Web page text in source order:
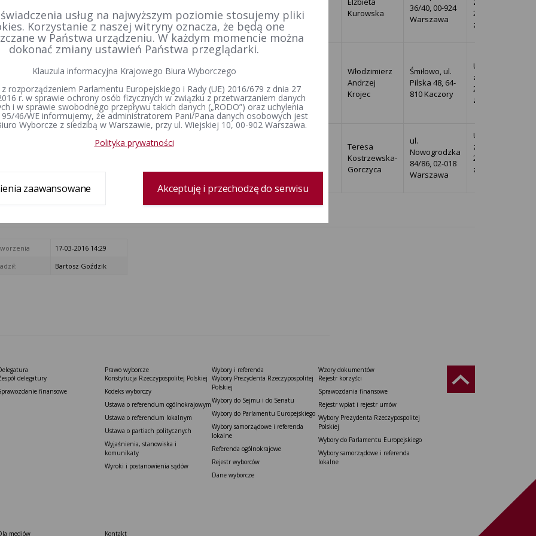
Stronnictwo
Ludowe
Ludowe
(partia
polityczna)
Miętus
Kurowska
36/40, 00-924
Warszawa
20 o przyjęciu
zawiadomienia
Komitet
Wyborczy
Wyborców
Henryka
Tadeusza
Stokłosy
KWW Henryka
Stokłosy
Grupa
wyborców
Kalinowski
Włodzimierz
Andrzej
Krojec
Śmiłowo, ul.
Pilska 48, 64-
810 Kaczory
Uchwała PKW
z dnia 2010-12-
20 o przyjęciu
zawiadomienia
KW Prawo i
Prawo i
polityczna)
Teresa
Kostrzewska-
Gorczyca
ul.
Nowogrodzka
84/86, 02-018
Warszawa
Uchwała PKW
z dnia 2010-12-
20 o przyjęciu
zawiadomienia
17-03-2016 14:29
Bartosz Goździk
delegatury
finansowe
Prawo wyborcze
Konstytucja Rzeczypospolitej Polskiej​
Kodeks wyborczy
Ustawa o referendum ogólnokrajowym
Ustawa o referendum lokalnym
Ustawa o partiach politycznych
Wyjaśnienia, stanowiska i
komunikaty
Wyroki i postanowienia sądów
Wybory i referenda
Wybory Prezydenta Rzeczypospolitej
Polskiej
Wybory do Sejmu i do Senatu
Wybory do Parlamentu Europejskiego
Wybory samorządowe i referenda
lokalne
Referenda ogólnokrajowe
Rejestr wyborców
Dane wyborcze
Wzory dokumentów
Rejestr korzyści
Sprawozdania finansowe
Rejestr wpłat i rejestr umów
Wybory Prezydenta Rzeczypospolitej
Polskiej
Wybory do Parlamentu Europejskiego
Wybory samorządowe i referenda
lokalne
mediów Kontakt
usług na najwyższym poziomie stosujemy pliki
Korzystanie z naszej witryny oznacza, że będą one
w Państwa urządzeniu. W każdym momencie można
dokonać zmiany ustawień Państwa przeglądarki.
Klauzula informacyjna Krajowego Biura Wyborczego
rozporządzeniem Parlamentu Europejskiego i Rady (UE) 2016/679 z dnia 27
r. w sprawie ochrony osób fizycznych w związku z przetwarzaniem danych
i w sprawie swobodnego przepływu takich danych („RODO”) oraz uchylenia
46/WE informujemy, że administratorem Pani/Pana danych osobowych jest
Wyborcze z siedzibą w Warszawie, przy ul. Wiejskiej 10, 00-902 Warszawa.
Polityka prywatności
zaawansowane Akceptuję i przechodzę do serwisu